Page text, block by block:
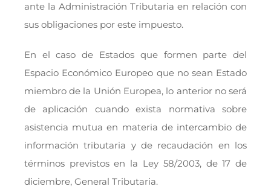
ante la Administración Tributaria en relación con
sus obligaciones por este impuesto.
En el caso de Estados que formen parte del
Espacio Económico Europeo que no sean Estado
miembro de la Unión Europea, lo anterior no será
de aplicación cuando exista normativa sobre
asistencia mutua en materia de intercambio de
información tributaria y de recaudación en los
términos previstos en la Ley 58/2003, de 17 de
diciembre, General Tributaria.